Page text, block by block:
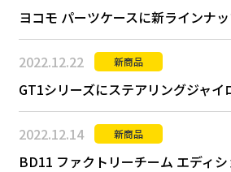
ヨコモ パーツケースに新ラインナ
2022.12.22 新商品
GT1シリーズにステアリングジャ
2022.12.14 新商品
BD11 ファクトリーチーム エディシ